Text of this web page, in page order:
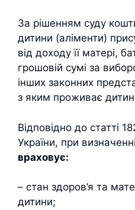
За рішенням суду
дитини (аліменти)
від доходу її матері,
грошовій сумі за
інших законних
з яким проживає
Відповідно до статті
України, при
враховує:
– стан здоров’я та
дитини;